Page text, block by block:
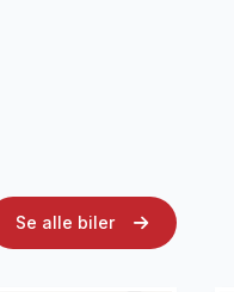
Se alle biler